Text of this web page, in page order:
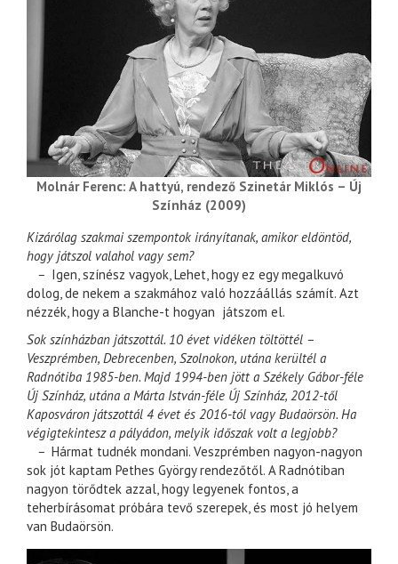
Molnár Ferenc: A hattyú, rendező Szinetár Miklós – Új
Színház (2009)
Kizárólag szakmai szempontok irányítanak, amikor eldöntöd,
hogy játszol valahol vagy sem?
– Igen, színész vagyok, Lehet, hogy ez egy megalkuvó
dolog, de nekem a szakmához való hozzáállás számít. Azt
nézzék, hogy a Blanche-t hogyan játszom el.
Sok színházban játszottál. 10 évet vidéken töltöttél –
Veszprémben, Debrecenben, Szolnokon, utána kerültél a
Radnótiba 1985-ben. Majd 1994-ben jött a Székely Gábor-féle
Új Színház, utána a Márta István-féle Új Színház, 2012-től
Kaposváron játszottál 4 évet és 2016-tól vagy Budaörsön. Ha
végigtekintesz a pályádon, melyik időszak volt a legjobb?
– Hármat tudnék mondani. Veszprémben nagyon-nagyon
sok jót kaptam Pethes György rendezőtől. A Radnótiban
nagyon törődtek azzal, hogy legyenek fontos, a
teherbírásomat próbára tevő szerepek, és most jó helyem
van Budaörsön.